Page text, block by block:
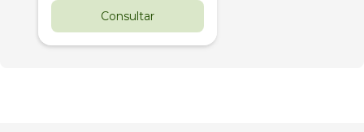
Consultar